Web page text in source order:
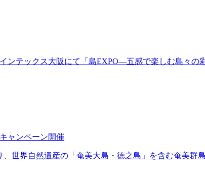
ンテックス大阪にて「島EXPO―五感で楽しむ島々
ャンペーン開催
世界自然遺産の「奄美大島・徳之島」を含む奄美群